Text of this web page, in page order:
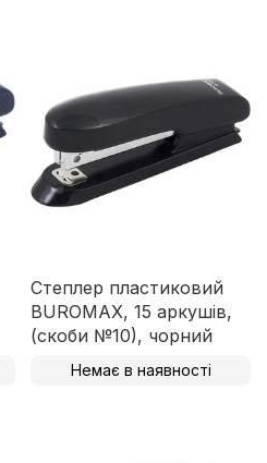
Степлер пластиковий
BUROMAX, 15 аркушів,
(скоби №10), чорний
Немає в наявності